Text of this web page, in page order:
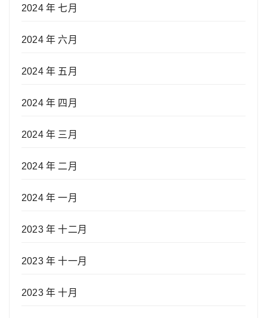
2024 年 七月
2024 年 六月
2024 年 五月
2024 年 四月
2024 年 三月
2024 年 二月
2024 年 一月
2023 年 十二月
2023 年 十一月
2023 年 十月